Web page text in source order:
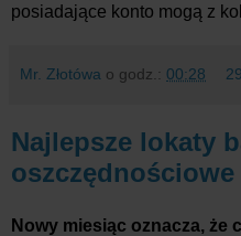
posiadające konto mogą z
Mr. Złotówa o godz.: 00:28
Najlepsze lokaty
Nowy miesiąc oznacza, że